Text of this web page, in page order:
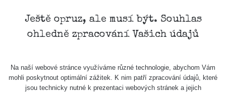
Ještě opruz, ale musí být. Souhlas
ohledně zpracování Vašich údajů
Na naší webové stránce využíváme různé technologie, abychom Vám
mohli poskytnout optimální zážitek. K nim patří zpracování údajů, které
jsou technicky nutné k prezentaci webových stránek a jejich